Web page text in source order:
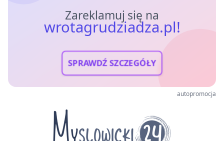
Zareklamuj się na
wrotagrudziadza.pl!
SPRAWDŹ SZCZEGÓŁY
autopromocja